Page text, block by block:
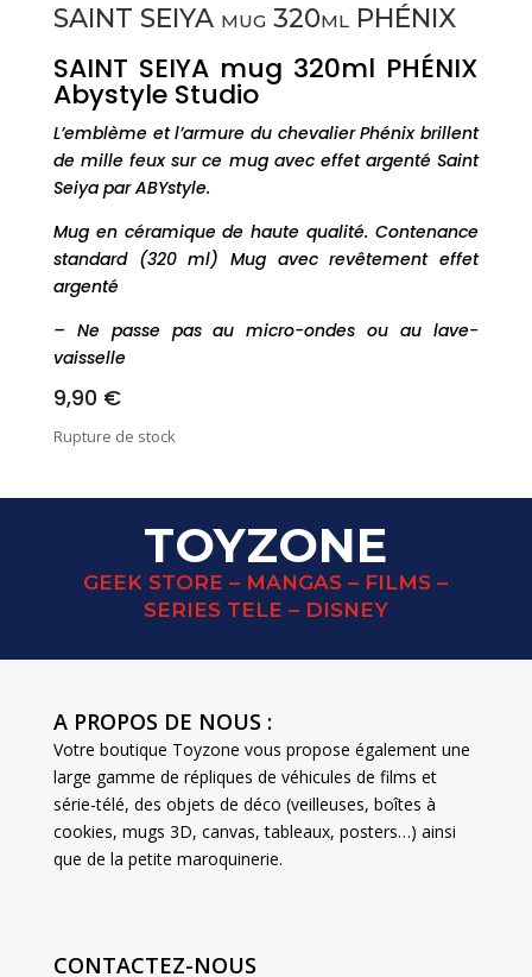
SAINT SEIYA mug 320ml PHÉNIX
SAINT SEIYA mug 320ml PHÉNIX
Abystyle Studio
L’emblème et l’armure du chevalier Phénix brillent
de mille feux sur ce mug avec effet argenté Saint
Seiya par ABYstyle.
Mug en céramique de haute qualité. Contenance
standard (320 ml) Mug avec revêtement effet
argenté
– Ne passe pas au micro-ondes ou au lave-
vaisselle
9,90 €
Rupture de stock
TOYZONE
GEEK STORE – MANGAS – FILMS –
SERIES TELE – DISNEY
A PROPOS DE NOUS :
Votre boutique Toyzone vous propose également une
large gamme de répliques de véhicules de films et
série-télé, des objets de déco (veilleuses, boîtes à
cookies, mugs 3D, canvas, tableaux, posters…) ainsi
que de la petite maroquinerie.
CONTACTEZ-NOUS